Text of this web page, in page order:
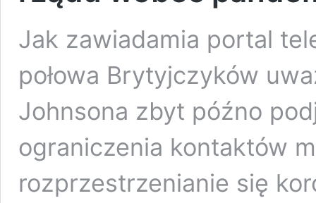
Jak zawiadamia portal
połowa Brytyjczyków
Johnsona zbyt późno
ograniczenia kontaktów
rozprzestrzenianie się